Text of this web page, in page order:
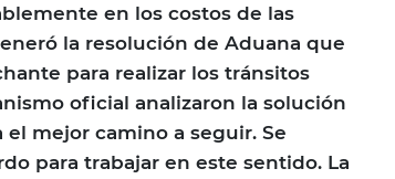
en los costos de las
la resolución de Aduana que
para realizar los tránsitos
oficial analizaron la solución
mejor camino a seguir. Se
para trabajar en este sentido. La